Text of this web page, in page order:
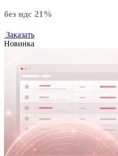
без ндс 21%
Заказать
Новинка